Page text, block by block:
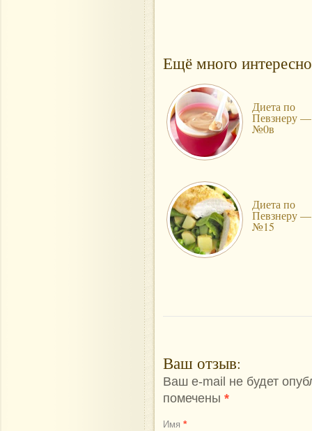
Ещё много
Диета по
Певзнеру —
№0в
Диета по
Певзнеру —
№15
Ваш отзыв:
Ваш e-mail не будет
помечены *
Имя *